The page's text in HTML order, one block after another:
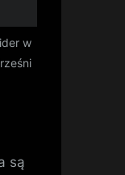
w
są